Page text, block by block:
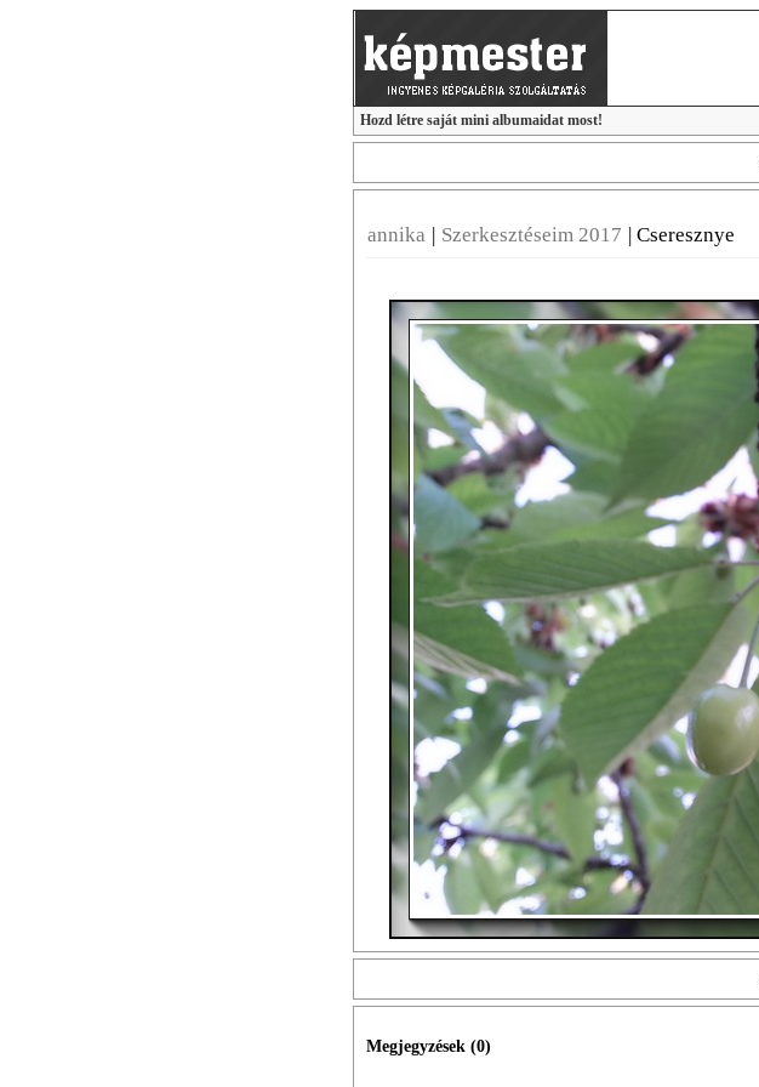
Hozd létre saját mini albumaidat most!
annika | Szerkesztéseim 2017 | Cseresznye
Megjegyzések (0)